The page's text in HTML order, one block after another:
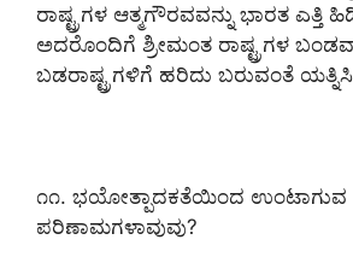
ರಾಷ್ಟ್ರಗಳ ಆತ್ಮಗೌರವವನ್ನು ಭಾರತ
ಅದರೊಂದಿಗೆ ಶ್ರೀಮಂತ ರಾಷ್ಟ್ರಗಳ
ಬಡರಾಷ್ಟ್ರಗಳಿಗೆ ಹರಿದು ಬರುವಂತೆ
೧೧. ಭಯೋತ್ಪಾದಕತೆಯಿಂದ ಉಂಟಾಗುವ
ಪರಿಣಾಮಗಳಾವುವು?